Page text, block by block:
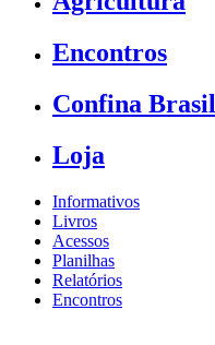
Encontros
Confina Brasil
Loja
Informativos
Livros
Acessos
Planilhas
Relatórios
Encontros